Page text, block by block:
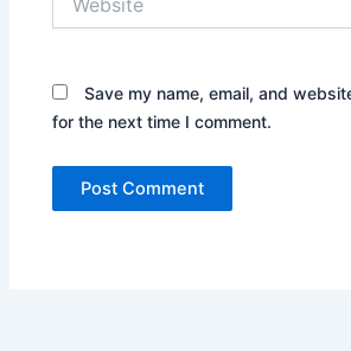
Save my name, email, and
for the next time I comment.